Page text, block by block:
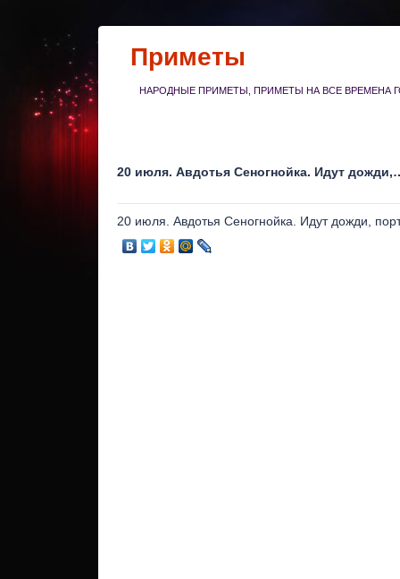
Приметы
НАРОДНЫЕ ПРИМЕТЫ, ПРИМЕТЫ НА ВСЕ ВРЕМЕНА
20 июля. Авдотья Сеногнойка. Идут
20 июля. Авдотья Сеногнойка. Идут дожди,